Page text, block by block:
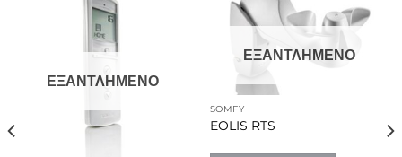
ΕΞΑΝΤΛΗΜΕΝΟ
ΕΞΑΝΤΛΗΜΕΝΟ
SOMFY
EOLIS RTS